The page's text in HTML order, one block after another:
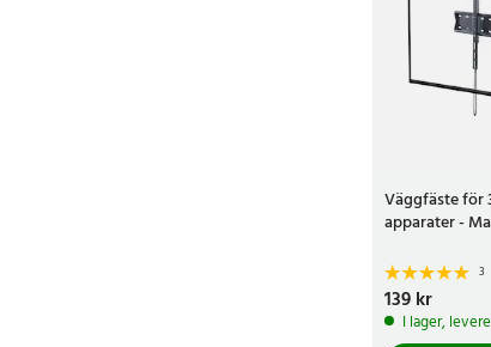
Väggfäste för
apparater -
3
Pris :139 kr
139 kr
I lager,